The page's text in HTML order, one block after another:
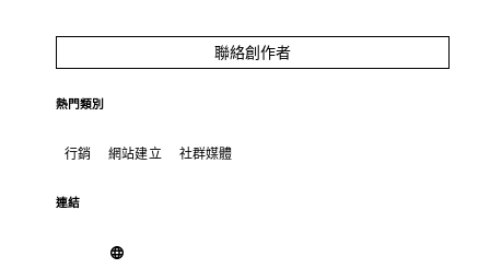
聯絡創作者
熱門類別
行銷 網站建立 社群媒體
連結